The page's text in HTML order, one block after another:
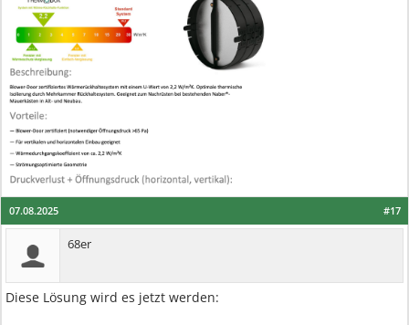
#17
07.08.2025
68er
Diese Lösung wird es jetzt werden: